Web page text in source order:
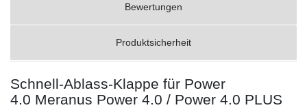
Bewertungen
Produktsicherheit
Schnell-Ablass-Klappe für Power
4.0 Meranus Power 4.0 / Power 4.0 PLUS